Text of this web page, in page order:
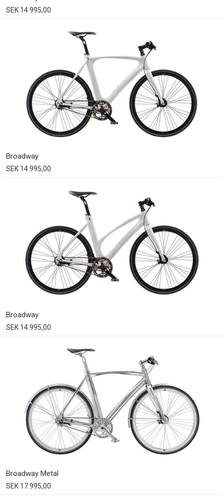
SEK 14.995,00
Broadway
SEK 14.995,00
Broadway
SEK 14.995,00
Broadway Metal
SEK 17.995,00